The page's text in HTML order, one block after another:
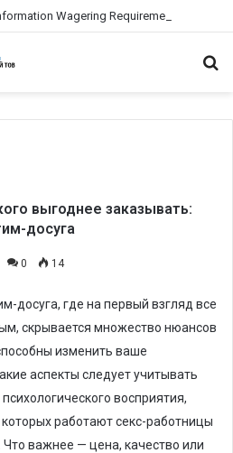
Wagering Requirements
выгоднее заказывать:
досуга
0 14
досуга, где на первый взгляд все
скрывается множество нюансов
изменить ваше
аспекты следует учитывать
восприятия,
которых работают секс-работницы
важнее — цена, качество или